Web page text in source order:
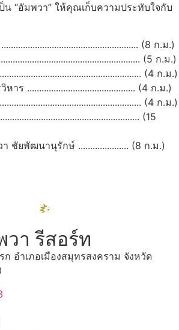
น “อัมพวา” ให้คุณเก็บความประทับใจกับ
(8 ก.ม.)
(5 ก.ม.)
(4 ก.ม.)
าร ............................................. (4 ก.ม.)
(4 ก.ม.)
(15
ชัยพัฒนานุรักษ์ ..................... (8 ก.ม.)
วา รีสอร์ท
อำเภอเมืองสมุทรสงคราม จังหวัด